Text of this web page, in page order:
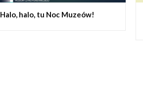
Halo, halo, tu Noc Muzeów!